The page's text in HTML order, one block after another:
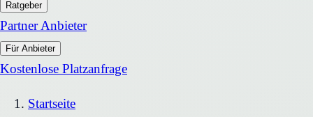
Ratgeber
Partner Anbieter
Für Anbieter
Kostenlose Platzanfrage
Startseite